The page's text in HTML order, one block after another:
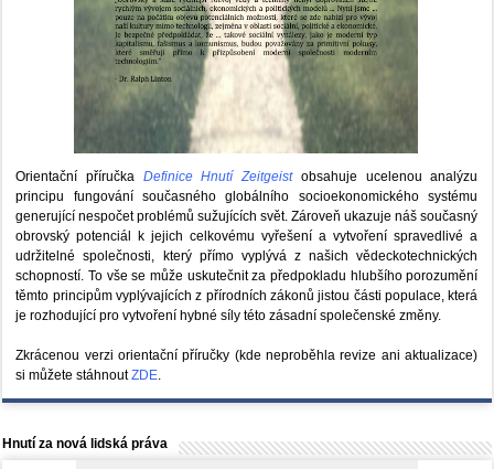
Orientační příručka Definice Hnutí Zeitgeistobsahuje ucelenou analýzu
principu fungování současného globálního socioekonomického systému
generující nespočet problémů sužujících svět. Zároveň ukazuje náš současný
obrovský potenciál k jejich celkovému vyřešení a vytvoření spravedlivé a
udržitelné společnosti, který přímo vyplývá z našich vědeckotechnických
schopností. To vše se může uskutečnit za předpokladu hlubšího porozumění
těmto principům vyplývajících z přírodních zákonů jistou části populace, která
je rozhodující pro vytvoření hybné síly této zásadní společenské změny.
Zkrácenou verzi orientační příručky (kde neproběhla revize ani aktualizace)
si můžete stáhnoutZDE.
Hnutí za nová lidská práva